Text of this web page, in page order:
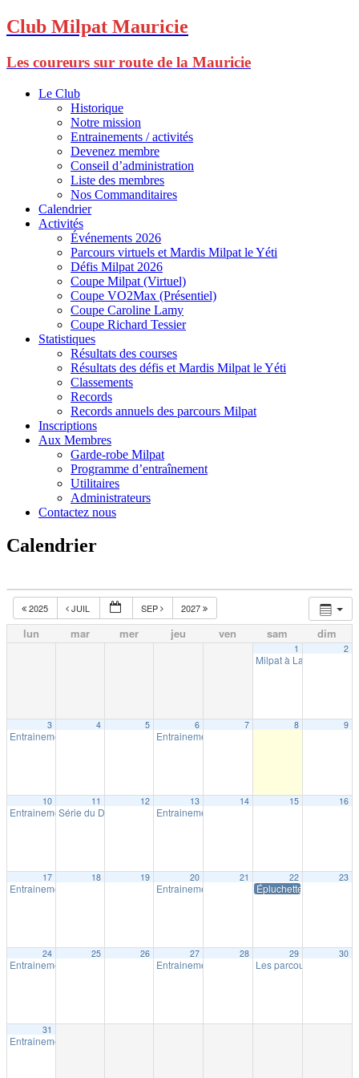
Club Milpat Mauricie
Les coureurs sur route de la Mauricie
Le Club
Historique
Notre mission
Entrainements / activités
Devenez membre
Conseil d’administration
Liste des membres
Nos Commanditaires
Calendrier
Activités
Événements 2026
Parcours virtuels et Mardis Milpat le Yéti
Défis Milpat 2026
Coupe Milpat (Virtuel)
Coupe VO2Max (Présentiel)
Coupe Caroline Lamy
Coupe Richard Tessier
Statistiques
Résultats des courses
Résultats des défis et Mardis Milpat le Yéti
Classements
Records
Records annuels des parcours Milpat
Inscriptions
Aux Membres
Garde-robe Milpat
Programme d’entraînement
Utilitaires
Administrateurs
Contactez nous
Calendrier
2025 JUIL SEP 2027
lun mar mer jeu ven sam dim
1
Milpat à La Tuque
2
3
Entrainement extérieur à Shawinigan18:30
4 5 6
Entrainement extérieur à Shawinigan
7 8 9
10
Entrainement extérieur à Shawinigan18:30
11
Série du Diable – Saison 19 – Course # 4
12 13
Entrainement extérieur à Shawinigan
14 15 16
17
Entrainement extérieur à Shawinigan18:30
18 19 20
Entrainement extérieur à Shawinigan
21 22
Épluchette Milpat
23
24
Entrainement extérieur à Shawinigan18:30
25 26 27
Entrainement extérieur à Shawinigan
28 29
Les parcours Milpat
30
31
Entrainement extérieur à Shawinigan